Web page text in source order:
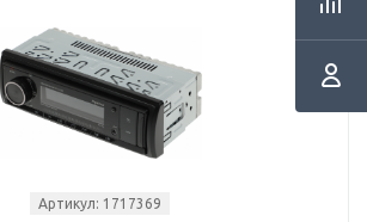
Артикул: 1717369